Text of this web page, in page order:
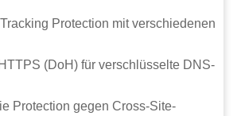
Protection mit verschiedenen
(DoH) für verschlüsselte DNS-
Protection gegen Cross-Site-